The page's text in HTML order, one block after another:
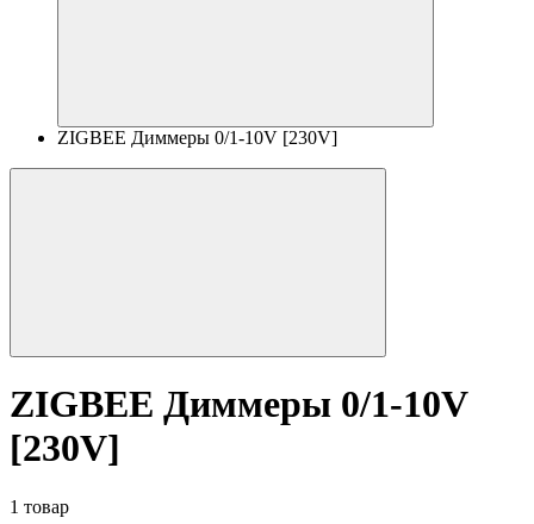
ZIGBEE Диммеры 0/1-10V [230V]
ZIGBEE Диммеры 0/1-10V
[230V]
1 товар